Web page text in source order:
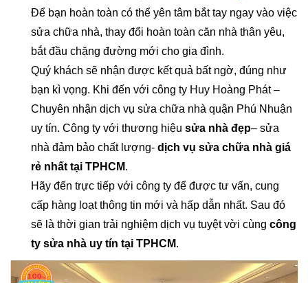
Để bạn hoàn toàn có thể yên tâm bắt tay ngay vào việc
sửa chữa nhà, thay đổi hoàn toàn căn nhà thân yêu,
bắt đầu chặng đường mới cho gia đình.
Quý khách sẽ nhận được kết quả bất ngờ, đúng như
bạn kì vọng. Khi đến với công ty Huy Hoàng Phát –
Chuyên nhận dịch vụ sửa chữa nhà quận Phú Nhuận
uy tín. Công ty với thương hiệu sửa nhà đẹp– sửa
nhà đảm bảo chất lượng- dịch vụ sửa chữa nhà giá
rẻ nhất tại TPHCM.
Hãy đến trực tiếp với công ty để được tư vấn, cung
cấp hàng loạt thông tin mới và hấp dẫn nhất. Sau đó
sẽ là thời gian trải nghiệm dịch vụ tuyệt vời cùng công
ty sửa nhà uy tín tại TPHCM.